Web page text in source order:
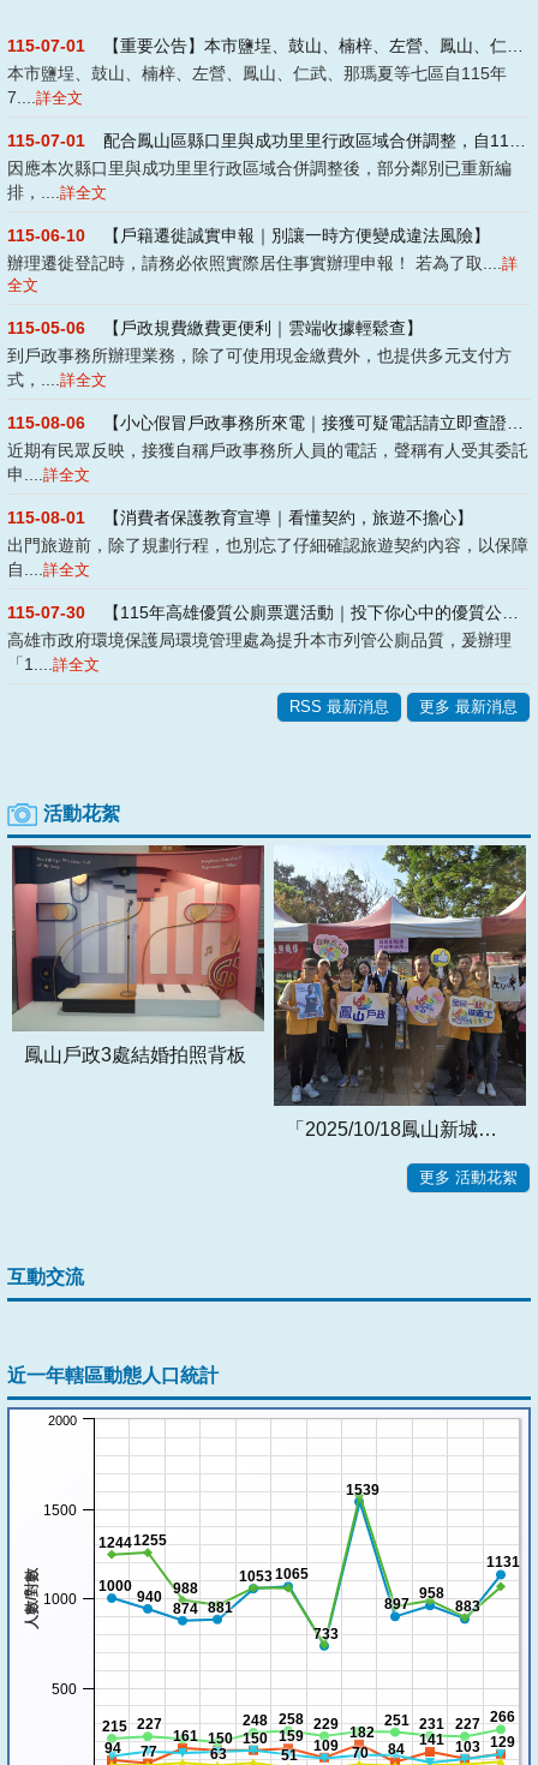
115-07-01
【重要公告】本市鹽埕、鼓山、楠梓、左營、鳳山、仁武、那瑪夏等七區自115年7月1....
本市鹽埕、鼓山、楠梓、左營、鳳山、仁武、那瑪夏等七區自115年
7....詳全文
115-07-01
配合鳳山區縣口里與成功里里行政區域合併調整，自115年7月1日起生效實施
因應本次縣口里與成功里里行政區域合併調整後，部分鄰別已重新編
排，....詳全文
115-06-10
【戶籍遷徙誠實申報｜別讓一時方便變成違法風險】
辦理遷徙登記時，請務必依照實際居住事實辦理申報！ 若為了取....詳
全文
115-05-06
【戶政規費繳費更便利｜雲端收據輕鬆查】
到戶政事務所辦理業務，除了可使用現金繳費外，也提供多元支付方
式，....詳全文
115-08-06
【小心假冒戶政事務所來電｜接獲可疑電話請立即查證！】
近期有民眾反映，接獲自稱戶政事務所人員的電話，聲稱有人受其委託
申....詳全文
115-08-01
【消費者保護教育宣導｜看懂契約，旅遊不擔心】
出門旅遊前，除了規劃行程，也別忘了仔細確認旅遊契約內容，以保障
自....詳全文
115-07-30
【115年高雄優質公廁票選活動｜投下你心中的優質公廁!】
高雄市政府環境保護局環境管理處為提升本市列管公廁品質，爰辦理
「1....詳全文
RSS 最新消息 更多 最新消息
活動花絮
鳳山戶政3處結婚拍照背板
「2025/10/18鳳山新城樂重陽 」設攤宣導活動
更多 活動花絮
互動交流
近一年轄區動態人口統計
人數/對數 1000
940
874 881
10531065
733
1539
897
958
883
1131
12441255
988
94 77
161 150 150 159
109
182
84
141 103 129
63 51 70
215 227 248 258 229 251 231 227 266
500
1000
1500
2000